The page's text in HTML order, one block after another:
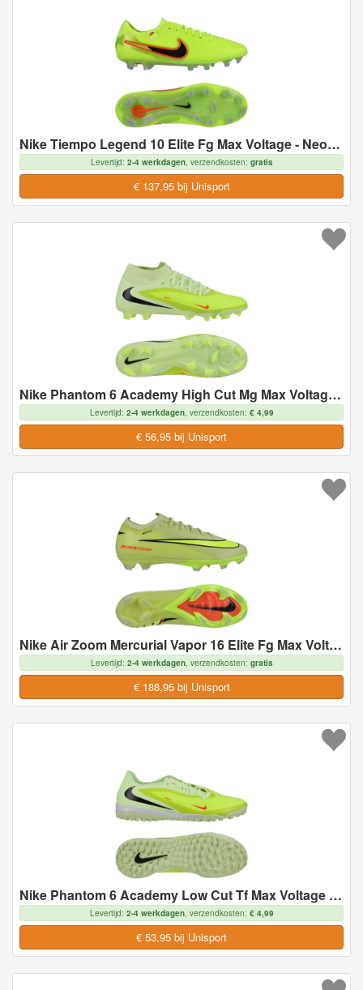
Nike Tiempo Legend 10 Elite Fg Max Voltage - Neon/zwart - Natuurgras (Fg), maat 40½
Levertijd: 2-4 werkdagen, verzendkosten: gratis
€ 137,95 bij Unisport
Nike Phantom 6 Academy High Cut Mg Max Voltage - Geel/zwart/oranje - Multi Ground (Mg), maat 44
Levertijd: 2-4 werkdagen, verzendkosten: € 4,99
€ 56,95 bij Unisport
Nike Air Zoom Mercurial Vapor 16 Elite Fg Max Voltage - Geel/neon/oranje - Natuurgras (Fg), maat 46
Levertijd: 2-4 werkdagen, verzendkosten: gratis
€ 188,95 bij Unisport
Nike Phantom 6 Academy Low Cut Tf Max Voltage - Geel/zwart/oranje - Turf (Tf), maat 47
Levertijd: 2-4 werkdagen, verzendkosten: € 4,99
€ 53,95 bij Unisport